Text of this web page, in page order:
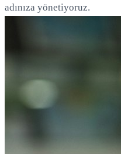
adınıza yönetiyoruz.